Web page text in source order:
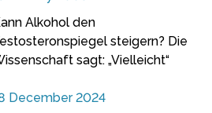
Alkohol den
steigern? Die
sagt: „Vielleicht“
December 2024